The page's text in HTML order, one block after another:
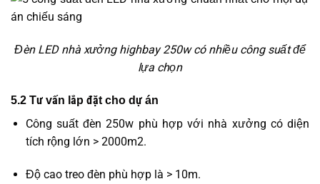
Đèn LED nhà xưởng highbay 250w có nhiều công suất để
lựa chọn
5.2 Tư vấn lắp đặt cho dự án
Công suất đèn 250w phù hợp với nhà xưởng có diện
tích rộng lớn > 2000m2.
Độ cao treo đèn phù hợp là > 10m.